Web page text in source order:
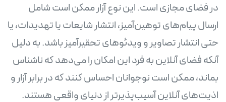
در فضای مجازی است. این نوع آزار ممکن است شامل
ارسال پیام‌های توهین‌آمیز، انتشار شایعات یا تهدیدات، یا
حتی انتشار تصاویر و ویدئوهای تحقیرآمیز باشد. به دلیل
آنکه فضای آنلاین به فرد این امکان را می‌دهد که ناشناس
بماند، ممکن است نوجوانان احساس کنند که در برابر آزار و